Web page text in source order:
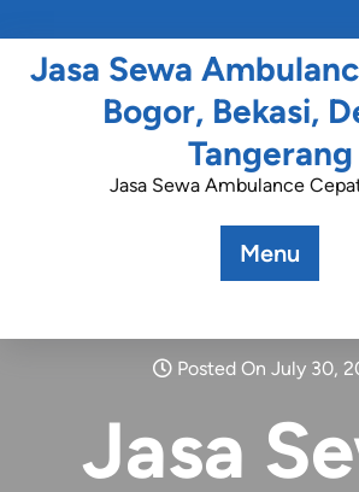
Jasa Sewa
Bogor, Bekasi,
Tangerang
Jasa Sewa Ambulance
Menu
Posted On July 30,
Jasa